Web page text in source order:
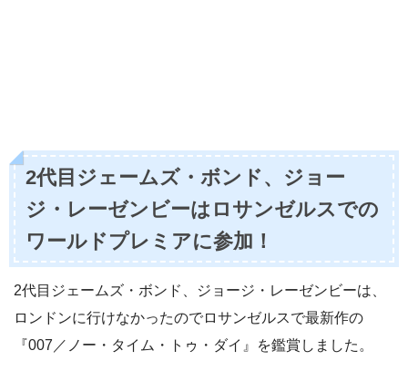
2代目ジェームズ・ボンド、ジョー
ジ・レーゼンビーはロサンゼルスでの
ワールドプレミアに参加！
2代目ジェームズ・ボンド、ジョージ・レーゼンビーは、
ロンドンに行けなかったのでロサンゼルスで最新作の
『007／ノー・タイム・トゥ・ダイ』を鑑賞しました。